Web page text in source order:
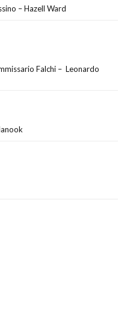
– Hazell Ward
Falchi – Leonardo